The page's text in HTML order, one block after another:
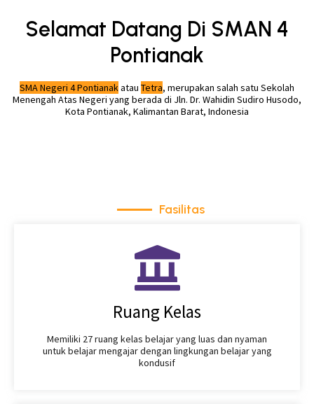
Selamat Datang Di SMAN 4
Pontianak
SMA Negeri 4 Pontianakatau Tetra, merupakan salah satu Sekolah
Menengah Atas Negeri yang berada di Jln. Dr. Wahidin Sudiro Husodo,
Kota Pontianak, Kalimantan Barat, Indonesia
Fasilitas
Ruang Kelas
Memiliki 27 ruang kelas belajar yang luas dan nyaman
untuk belajar mengajar dengan lingkungan belajar yang
kondusif